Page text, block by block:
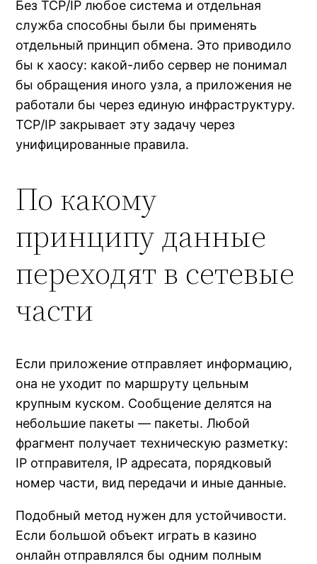
Без TCP/IP любое система и отдельная
служба способны были бы применять
отдельный принцип обмена. Это приводило
бы к хаосу: какой-либо сервер не понимал
бы обращения иного узла, а приложения не
работали бы через единую инфраструктуру.
TCP/IP закрывает эту задачу через
унифицированные правила.
По какому
принципу данные
переходят в сетевые
части
Если приложение отправляет информацию,
она не уходит по маршруту цельным
крупным куском. Сообщение делятся на
небольшие пакеты — пакеты. Любой
фрагмент получает техническую разметку:
IP отправителя, IP адресата, порядковый
номер части, вид передачи и иные данные.
Подобный метод нужен для устойчивости.
Если большой объект играть в казино
онлайн отправлялся бы одним полным